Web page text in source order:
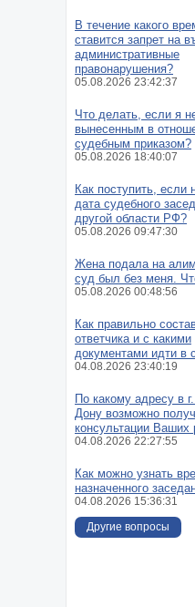
В течение какого
ставится запрет на
административные
правонарушения?
05.08.2026 23:42:37
Что делать, если я
вынесенным в
судебным приказом?
05.08.2026 18:40:07
Как поступить, если
дата судебного
другой области РФ?
05.08.2026 09:47:30
Жена подала на
суд был без меня.
05.08.2026 00:48:56
Как правильно
ответчика и с какими
документами идти в
04.08.2026 23:40:19
По какому адресу в
Дону возможно
консультации Ваших
04.08.2026 22:27:55
Как можно узнать
назначенного
04.08.2026 15:36:31
Другие вопросы